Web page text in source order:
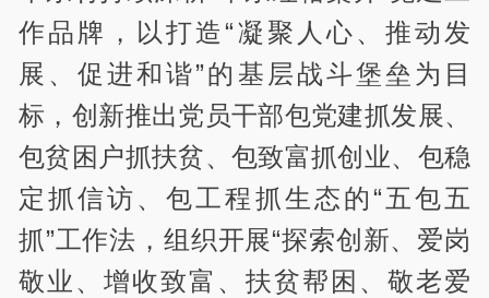
作品牌，以打造“凝聚人心、推动发
展、促进和谐”的基层战斗堡垒为目
标，创新推出党员干部包党建抓发展、
包贫困户抓扶贫、包致富抓创业、包稳
定抓信访、包工程抓生态的“五包五
抓”工作法，组织开展“探索创新、爱岗
敬业、增收致富、扶贫帮困、敬老爱